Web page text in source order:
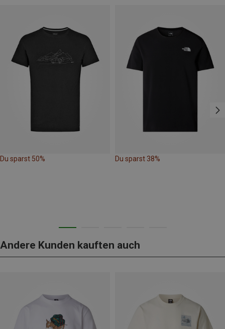
Du sparst 50% Du sparst 38%
Andere Kunden kauften auch